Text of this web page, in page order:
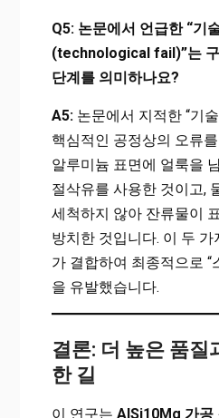
Q5: 논문에서 언급한 “기
(technological fail)”는
단계를 의미하나요?
A5:논문에서 지적한 “기
핵심적인 공정상의 오류
알루미늄 표면에 얼룩을
절삭유를 사용한 것이고,
세척하지 않아 잔류물이
방치한 것입니다. 이 두
가 결합하여 최종적으로 “
을 유발했습니다.
결론: 더 높은 품질
한 길
이 연구는 AlSi10Mg 가공